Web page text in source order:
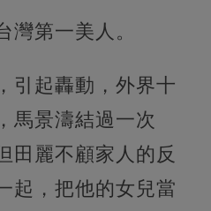
灣第一美人。
引起轟動，外界十
馬景濤結過一次
田麗不顧家人的反
起，把他的女兒當